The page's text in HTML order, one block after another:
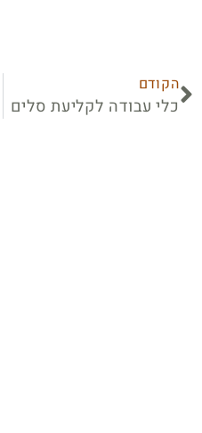
הקודם
כלי עבודה לקליעת סלים